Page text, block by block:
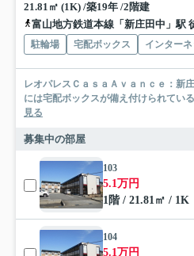
21.81㎡ (1K) /築19年 /2階建
富山地方鉄道本線「新庄田中」駅
駐輪場 宅配ボックス インター
レオパレスＣａｓａＡｖａｎｃｅ：新
には宅配ボックスが備え付けられてい
見る
募集中の部屋
103
5.1万円
1階 / 21.81㎡ / 1K
104
5.1万円